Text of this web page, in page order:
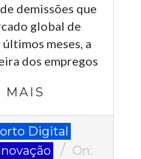
demissões que
global de
meses, a
dos empregos
MAIS
Digital
On: